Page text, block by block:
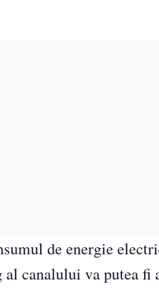
de energie
canalului va putea